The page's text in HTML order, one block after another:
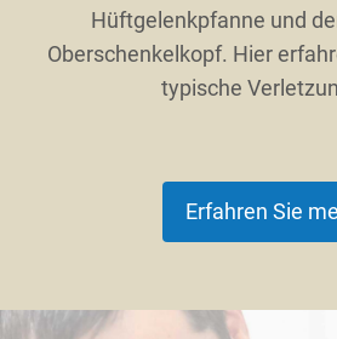
Hüftgelenkpfanne und
Oberschenkelkopf. Hier
typische
Erfahren Sie